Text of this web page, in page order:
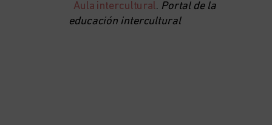
Aula intercultural. Portal de la
educación intercultural